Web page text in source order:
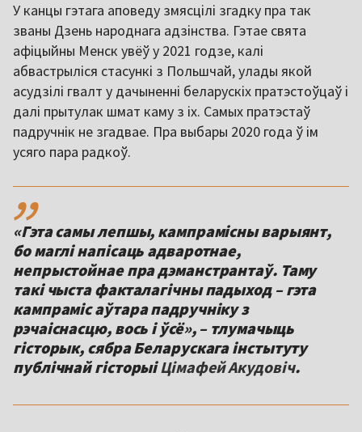
У канцы гэтага аповеду змясцілі згадку пра так
званы Дзень народнага адзінства. Гэтае свята
афіцыйны Менск увёў у 2021 годзе, калі
абвастрыліся стасункі з Польшчай, улады якой
асудзілі гвалт у дачыненні беларускіх пратэстоўцаў і
далі прытулак шмат каму з іх. Самых пратэстаў
падручнік не згадвае. Пра выбары 2020 года ў ім
усяго пара радкоў.
,,
«Гэта самы лепшы, кампрамісны варыянт,
бо маглі напісаць адваротнае,
непрыстойнае пра дэманстрантаў. Таму
такі чыста факталагічны падыход – гэта
кампраміс аўтара падручніку з
рэчаіснасцю, вось і ўсё», – тлумачыць
гісторык, сябра Беларускага інстытуту
публічнай гісторыіЦімафей Акудовіч.